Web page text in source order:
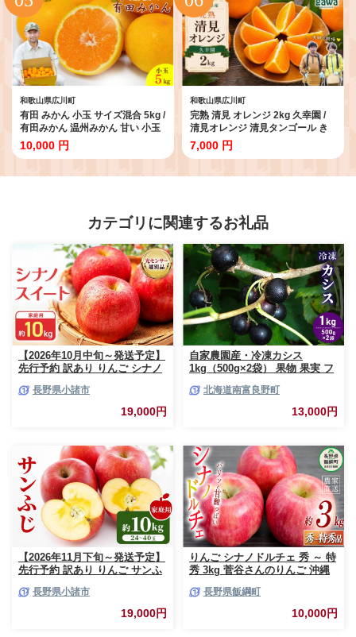
和歌山県広川町
有田 みかん 小玉 サイズ混合 5kg /
有田みかん 温州みかん 甘い 小玉
和歌山 柑橘 5kg ※2026年10月上
旬～2027年2月上旬に順次発送
10,000 円
和歌山県広川町
完熟 清見 オレンジ 2kg 久幸園 /
清見オレンジ 清見タンゴール き
よみ 清美 甘い 高級 和歌山 柑橘
※2027年4月上旬～5月上旬に順
7,000 円
カテゴリに関連するお礼品
【2026年10月中旬～発送予定】
先行予約 訳あり りんご シナノ
庭用 フルーツ 果物 甘い 訳あり
長野県小諸市
19,000円
自家農園産・冷凍カシス
1kg（500g×2袋） 果物 果実 フ
北海道南富良野町
13,000円
【2026年11月下旬～発送予定】
先行予約 訳あり りんご サンふ
フルーツ 果物 甘い おいしい 林
長野県小諸市
19,000円
りんご シナノドルチェ 秀 ～ 特
秀 3kg 菅谷さんのりんご 沖縄
頃から2026年10月上旬頃まで順
次発送予定 令和8年度出荷分 長
長野県飯綱町
10,000円